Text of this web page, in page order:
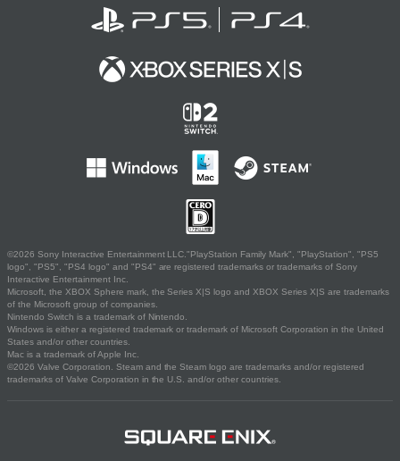
©2026 Sony Interactive Entertainment LLC."PlayStation Family Mark", "PlayStation", "PS5
logo", "PS5", "PS4 logo" and "PS4" are registered trademarks or trademarks of Sony
Interactive Entertainment Inc.
Microsoft, the XBOX Sphere mark, the Series X|S logo and XBOX Series X|S are trademarks
of the Microsoft group of companies.
Nintendo Switch is a trademark of Nintendo.
Windows is either a registered trademark or trademark of Microsoft Corporation in the United
States and/or other countries.
Mac is a trademark of Apple Inc.
©2026 Valve Corporation. Steam and the Steam logo are trademarks and/or registered
trademarks of Valve Corporation in the U.S. and/or other countries.